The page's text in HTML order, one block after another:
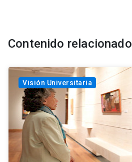
Contenido relacionado
Visión Universitaria